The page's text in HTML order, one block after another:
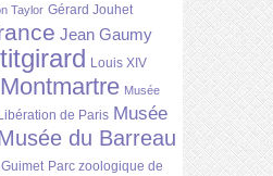
Taylor Gérard Jouhet
Jean Gaumy
Louis XIV
Montmartre Musée
de Paris Musée
du Barreau
Parc zoologique de